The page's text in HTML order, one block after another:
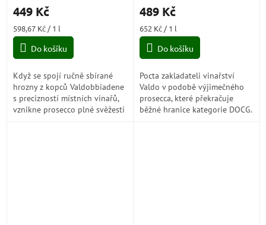
449 Kč
Měrná
cena:
598,67 Kč / 1 l
Do košíku
Když se spojí ručně sbírané
hrozny z kopců Valdobbiadene
s precizností místních vinařů,
vznikne prosecco plné svěžesti
489 Kč
Měrná
cena:
652 Kč / 1 l
Do košíku
Pocta zakladateli vinařství
Valdo v podobě výjimečného
prosecca, které překračuje
běžné hranice kategorie DOCG.